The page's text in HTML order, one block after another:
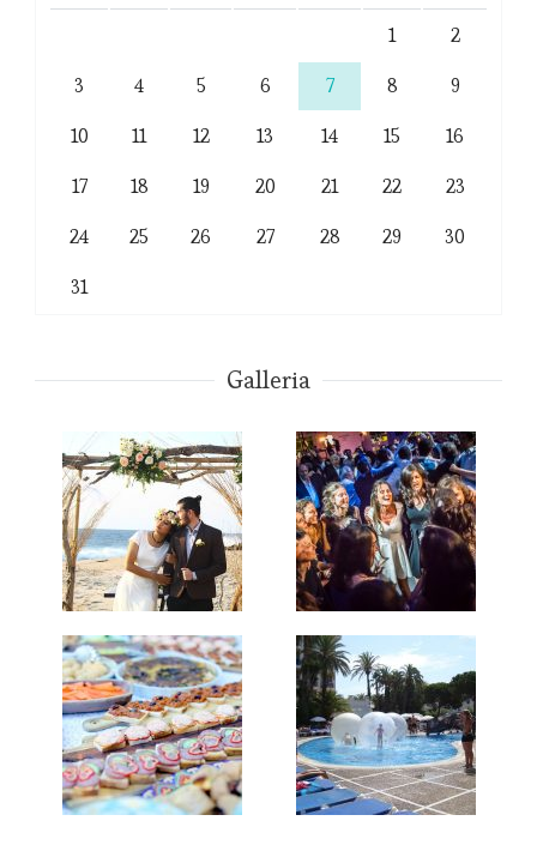
1
2
3
4 5 6 7 8
9
10
11 12 13 14 15
16
17
18 19 20 21 22
23
24
25 26 27 28 29
30
31
Galleria